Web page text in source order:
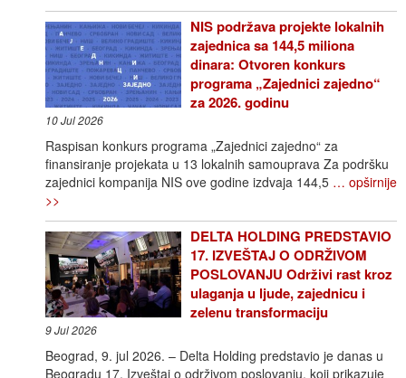
NIS podržava projekte lokalnih
zajednica sa 144,5 miliona
dinara: Otvoren konkurs
programa „Zajednici zajedno“
za 2026. godinu
10 Jul 2026
Raspisan konkurs programa „Zajednici zajedno“ za
finansiranje projekata u 13 lokalnih samouprava Za podršku
zajednici kompanija NIS ove godine izdvaja 144,5 … opširnije
>>
DELTA HOLDING PREDSTAVIO
17. IZVEŠTAJ O ODRŽIVOM
POSLOVANJU Održivi rast kroz
ulaganja u ljude, zajednicu i
zelenu transformaciju
9 Jul 2026
Beograd, 9. jul 2026. – Delta Holding predstavio je danas u
Beogradu 17. Izveštaj o održivom poslovanju, koji prikazuje